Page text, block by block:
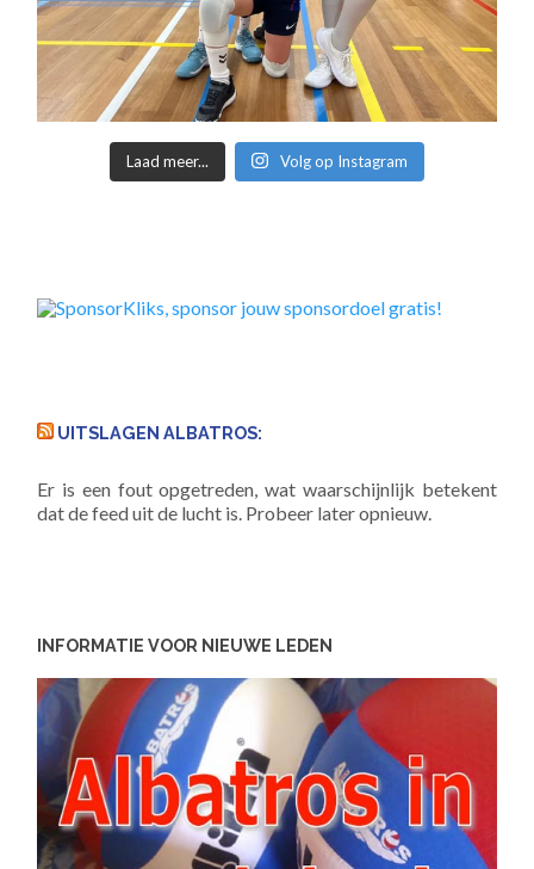
Laad meer... Volg op Instagram
UITSLAGEN ALBATROS:
Er is een fout opgetreden, wat waarschijnlijk betekent
dat de feed uit de lucht is. Probeer later opnieuw.
INFORMATIE VOOR NIEUWE LEDEN